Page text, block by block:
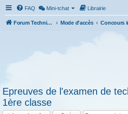
FAQ Mini-tchat Librairie
Forum Technicien-Territoral Mode d'accès
Epreuves de l'examen de
1ère classe